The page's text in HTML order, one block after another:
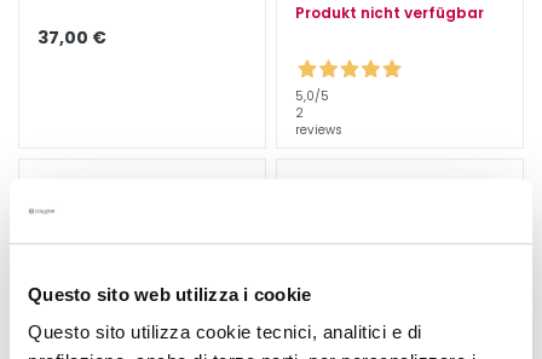
Questo sito web utilizza i cookie
Questo sito utilizza cookie tecnici, analitici e di
h
e
n
G
37,00 €
Produkt nicht verfügbar
5,0/5
2
reviews